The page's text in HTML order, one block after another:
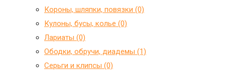
Короны, шляпки, повязки (0)
Кулоны, бусы, колье (0)
Лариаты (0)
Ободки, обручи, диадемы (1)
Серьги и клипсы (0)